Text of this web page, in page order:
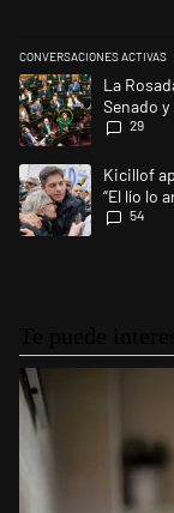
CONVERSACIONES ACTIVAS
Este listado
Un artículo de
La
Senado
29
Un artículo deKicillof
“El lío lo
54